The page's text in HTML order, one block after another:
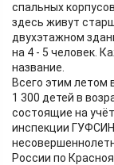
спальных
здесь живут
двухэтажном
на 4 - 5 человек.
название.
Всего этим летом
1 300 детей в
состоящие на
инспекции
России по